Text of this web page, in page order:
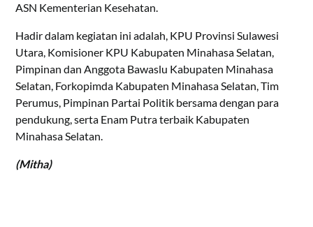
ASN Kementerian Kesehatan.
Hadir dalam kegiatan ini adalah, KPU Provinsi Sulawesi
Utara, Komisioner KPU Kabupaten Minahasa Selatan,
Pimpinan dan Anggota Bawaslu Kabupaten Minahasa
Selatan, Forkopimda Kabupaten Minahasa Selatan, Tim
Perumus, Pimpinan Partai Politik bersama dengan para
pendukung, serta Enam Putra terbaik Kabupaten
Minahasa Selatan.
(Mitha)